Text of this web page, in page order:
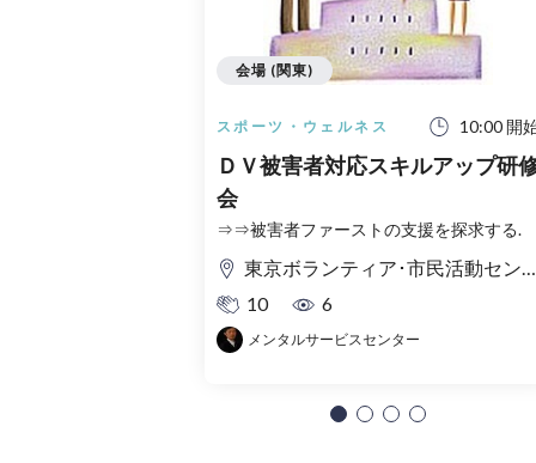
スポーツ・ウェルネス 10:00 開
ＤＶ被害者対応スキルアップ研
会
⇒⇒被害者ファーストの支援を探求する.
東京ボランティア･市民活動センター
10
6
メンタルサービスセンター
会場 (関東)